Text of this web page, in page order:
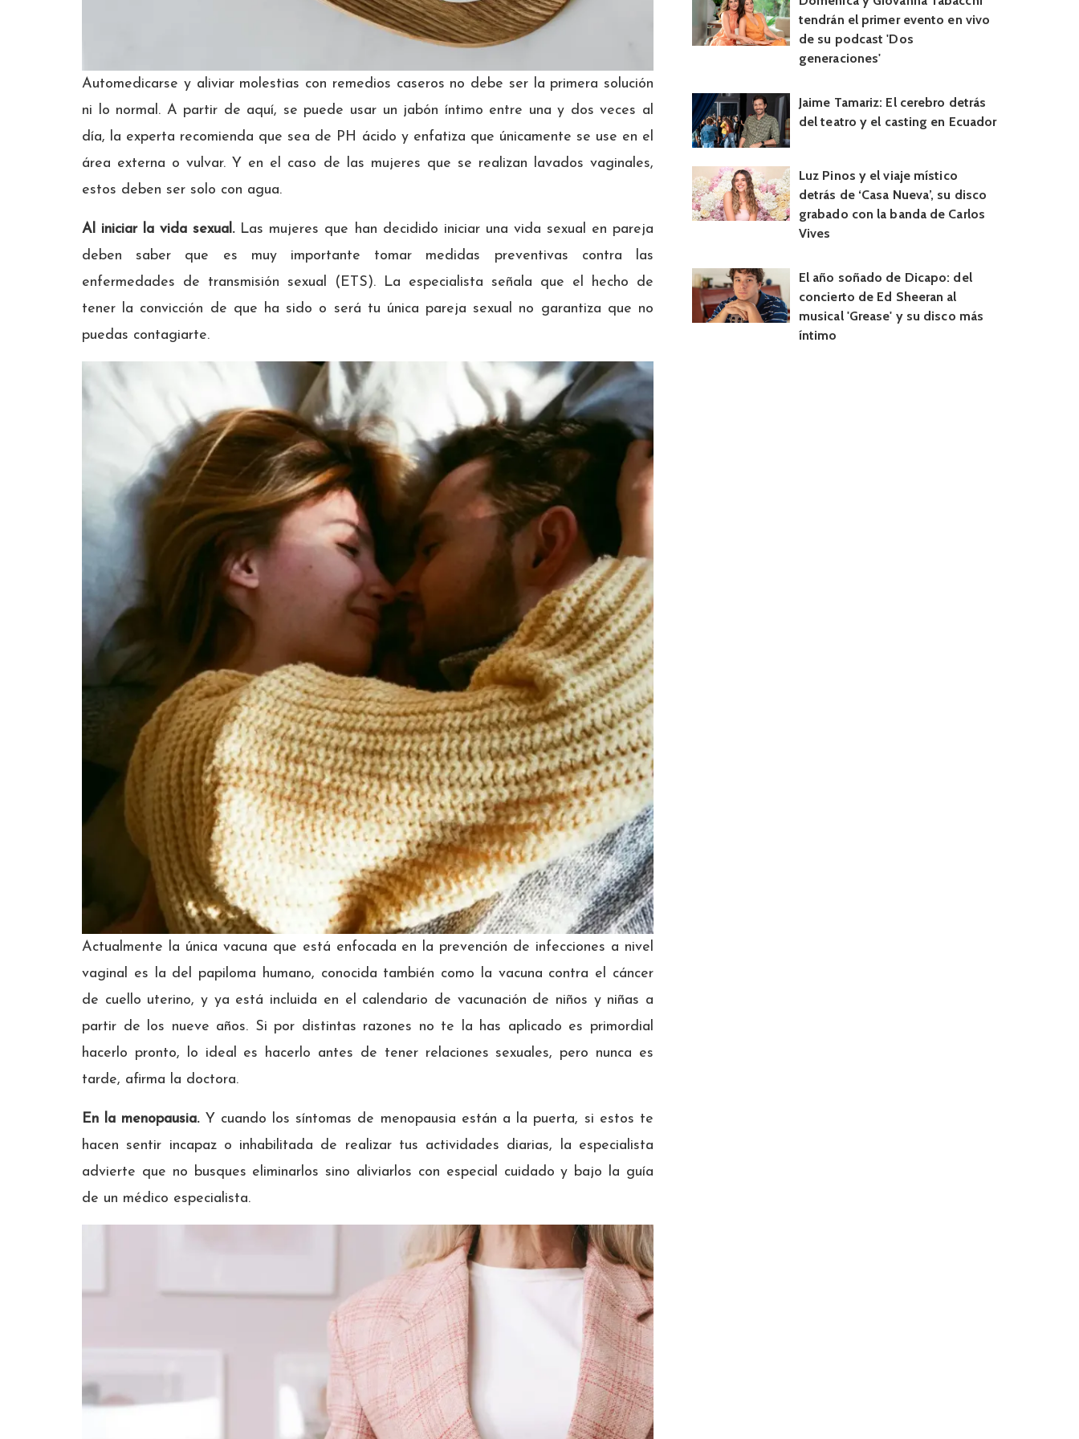
Automedicarse y aliviar molestias con remedios caseros no debe ser la primera solución
ni lo normal. A partir de aquí, se puede usar un jabón íntimo entre una y dos veces al
día, la experta recomienda que sea de PH ácido y enfatiza que únicamente se use en el
área externa o vulvar. Y en el caso de las mujeres que se realizan lavados vaginales,
estos deben ser solo con agua.
Al iniciar la vida sexual.Las mujeres que han decidido iniciar una vida sexual en pareja
deben saber que es muy importante tomar medidas preventivas contra las
enfermedades de transmisión sexual (ETS). La especialista señala que el hecho de
tener la convicción de que ha sido o será tu única pareja sexual no garantiza que no
puedas contagiarte.
Actualmente la única vacuna que está enfocada en la prevención de infecciones a nivel
vaginal es la del papiloma humano, conocida también como la vacuna contra el cáncer
de cuello uterino, y ya está incluida en el calendario de vacunación de niños y niñas a
partir de los nueve años. Si por distintas razones no te la has aplicado es primordial
hacerlo pronto, lo ideal es hacerlo antes de tener relaciones sexuales, pero nunca es
tarde, afirma la doctora.
En la menopausia.Y cuando los síntomas de menopausia están a la puerta, si estos te
hacen sentir incapaz o inhabilitada de realizar tus actividades diarias, la especialista
advierte que no busques eliminarlos sino aliviarlos con especial cuidado y bajo la guía
de un médico especialista.
tendrán el primer evento en vivo
de su podcast 'Dos
generaciones'
Jaime Tamariz: El cerebro detrás
del teatro y el casting en Ecuador
Luz Pinos y el viaje místico
detrás de ‘Casa Nueva’, su disco
grabado con la banda de Carlos
Vives
El año soñado de Dicapo: del
concierto de Ed Sheeran al
musical 'Grease' y su disco más
íntimo